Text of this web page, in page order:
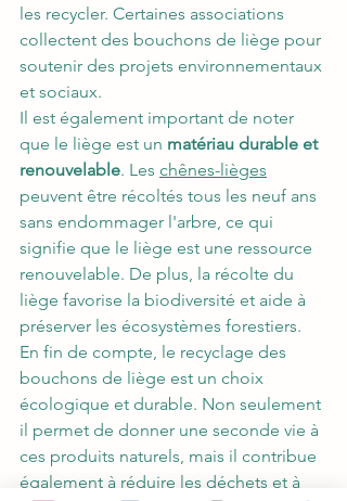
les recycler. Certaines associations
collectent des bouchons de liège pour
soutenir des projets environnementaux
et sociaux.
Il est également important de noter
que le liège est un matériau durable et
renouvelable. Les chênes-lièges
peuvent être récoltés tous les neuf ans
sans endommager l'arbre, ce qui
signifie que le liège est une ressource
renouvelable. De plus, la récolte du
liège favorise la biodiversité et aide à
préserver les écosystèmes forestiers.
En fin de compte, le recyclage des
bouchons de liège est un choix
écologique et durable. Non seulement
il permet de donner une seconde vie à
ces produits naturels, mais il contribue
également à réduire les déchets et à